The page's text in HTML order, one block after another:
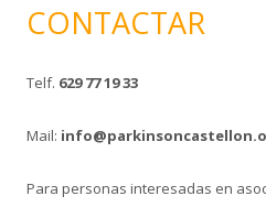
CONTACTAR
Telf. 629 77 19 33
Mail:
Para personas interesadas en